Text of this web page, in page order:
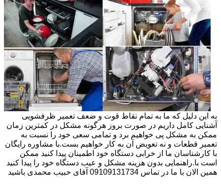
به این دلیل که ما به تمام نقاط قوت و ضعف تعمیر ظرفشویی
آشنایی کامل داریم در صورت بروز هرگونه مشکل در کمترین زمان
ممکن به مشکل پی خواهیم برد و تمامی سعی خود را نسبت به
تعمیر قطعات و نه تعویض آن به کار خواهیم بست.با مشاوره رایگان
با کارشناسان ما از خرابی دستگاه خود اطمینان پیدا کنید ممکن
است با.راهنمایی بدون هزینه مشکل و عیب دستگاه خود را پیدا کنید
همین الان با ما در تماس 09109131734 آقای حبیب محمدی باشید